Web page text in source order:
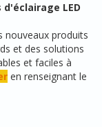
LED
nouveaux produits
et des solutions
et faciles à
en renseignant le